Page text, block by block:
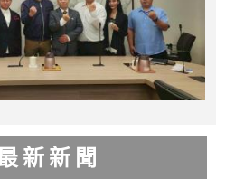
新新聞